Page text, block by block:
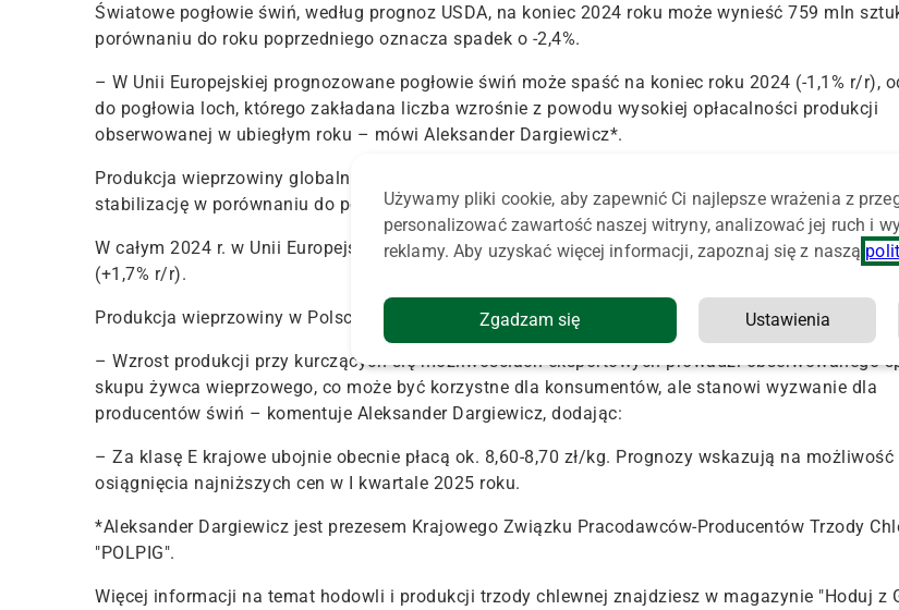
Światowe pogłowie świń, według prognoz USDA, na koniec 2024 roku może wynieść 759 mln
porównaniu do roku poprzedniego oznacza spadek o -2,4%.
– W Unii Europejskiej prognozowane pogłowie świń może spaść na koniec roku 2024 (-1,1% r/r),
do pogłowia loch, którego zakładana liczba wzrośnie z powodu wysokiej opłacalności produkcji
obserwowanej w ubiegłym roku – mówi Aleksander Dargiewicz*.
Produkcja wieprzowiny globalnie w 2024 r., według prognoz USDA, wyniesie 116 mln ton, co
stabilizację w porównaniu do poprzedniego.
W całym 2024 r. w Unii Europejskiej prognozowany jest wzrost produkcji wieprzowiny do 21,2 mln
(+1,7% r/r).
Produkcja wieprzowiny w Polsce, jak wynika z danych MRiRW, wzrosła w pierwszej połowie roku o
– Wzrost produkcji przy kurczących się możliwościach eksportowych prowadzi obserwowanego
skupu żywca wieprzowego, co może być korzystne dla konsumentów, ale stanowi wyzwanie dla
producentów świń – komentuje Aleksander Dargiewicz, dodając:
– Za klasę E krajowe ubojnie obecnie płacą ok. 8,60-8,70 zł/kg. Prognozy wskazują na możliwość
osiągnięcia najniższych cen w I kwartale 2025 roku.
*Aleksander Dargiewicz jest prezesem Krajowego Związku Pracodawców-Producentów Trzody
"POLPIG".
Więcej informacji na temat hodowli i produkcji trzody chlewnej znajdziesz w magazynie "Hoduj z
Używamy pliki cookie, aby zapewnić Ci najlepsze wrażenia z
personalizować zawartość naszej witryny, analizować jej ruch i
reklamy. Aby uzyskać więcej informacji, zapoznaj się z naszą
Zgadzam się Ustawienia